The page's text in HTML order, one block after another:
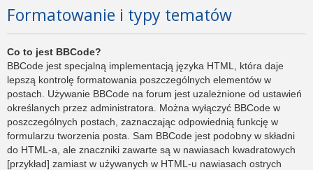
Formatowanie i typy tematów
Co to jest BBCode?
BBCode jest specjalną implementacją języka HTML, która daje
lepszą kontrolę formatowania poszczególnych elementów w
postach. Używanie BBCode na forum jest uzależnione od ustawień
określanych przez administratora. Można wyłączyć BBCode w
poszczególnych postach, zaznaczając odpowiednią funkcję w
formularzu tworzenia posta. Sam BBCode jest podobny w składni
do HTML-a, ale znaczniki zawarte są w nawiasach kwadratowych
[przykład] zamiast w używanych w HTML-u nawiasach ostrych